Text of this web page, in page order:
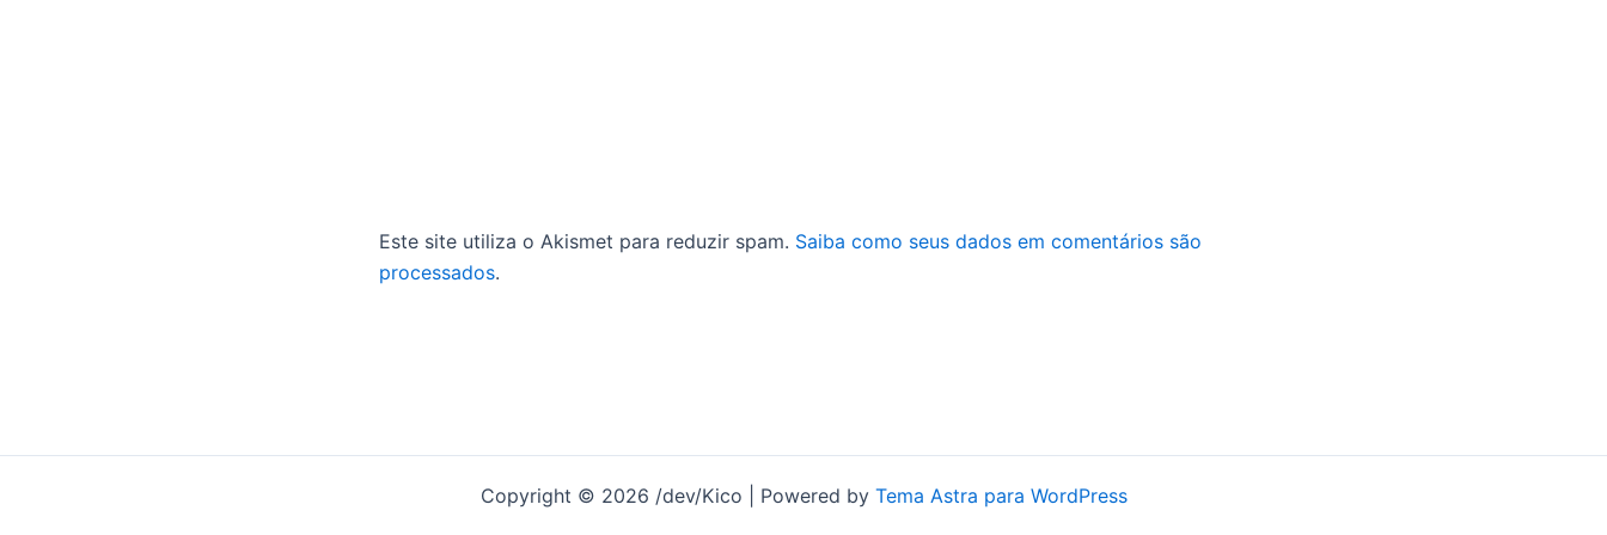
Este site utiliza o Akismet para reduzir spam. Saiba como seus dados em comentários são
processados.
Copyright © 2026 /dev/Kico | Powered by Tema Astra para WordPress